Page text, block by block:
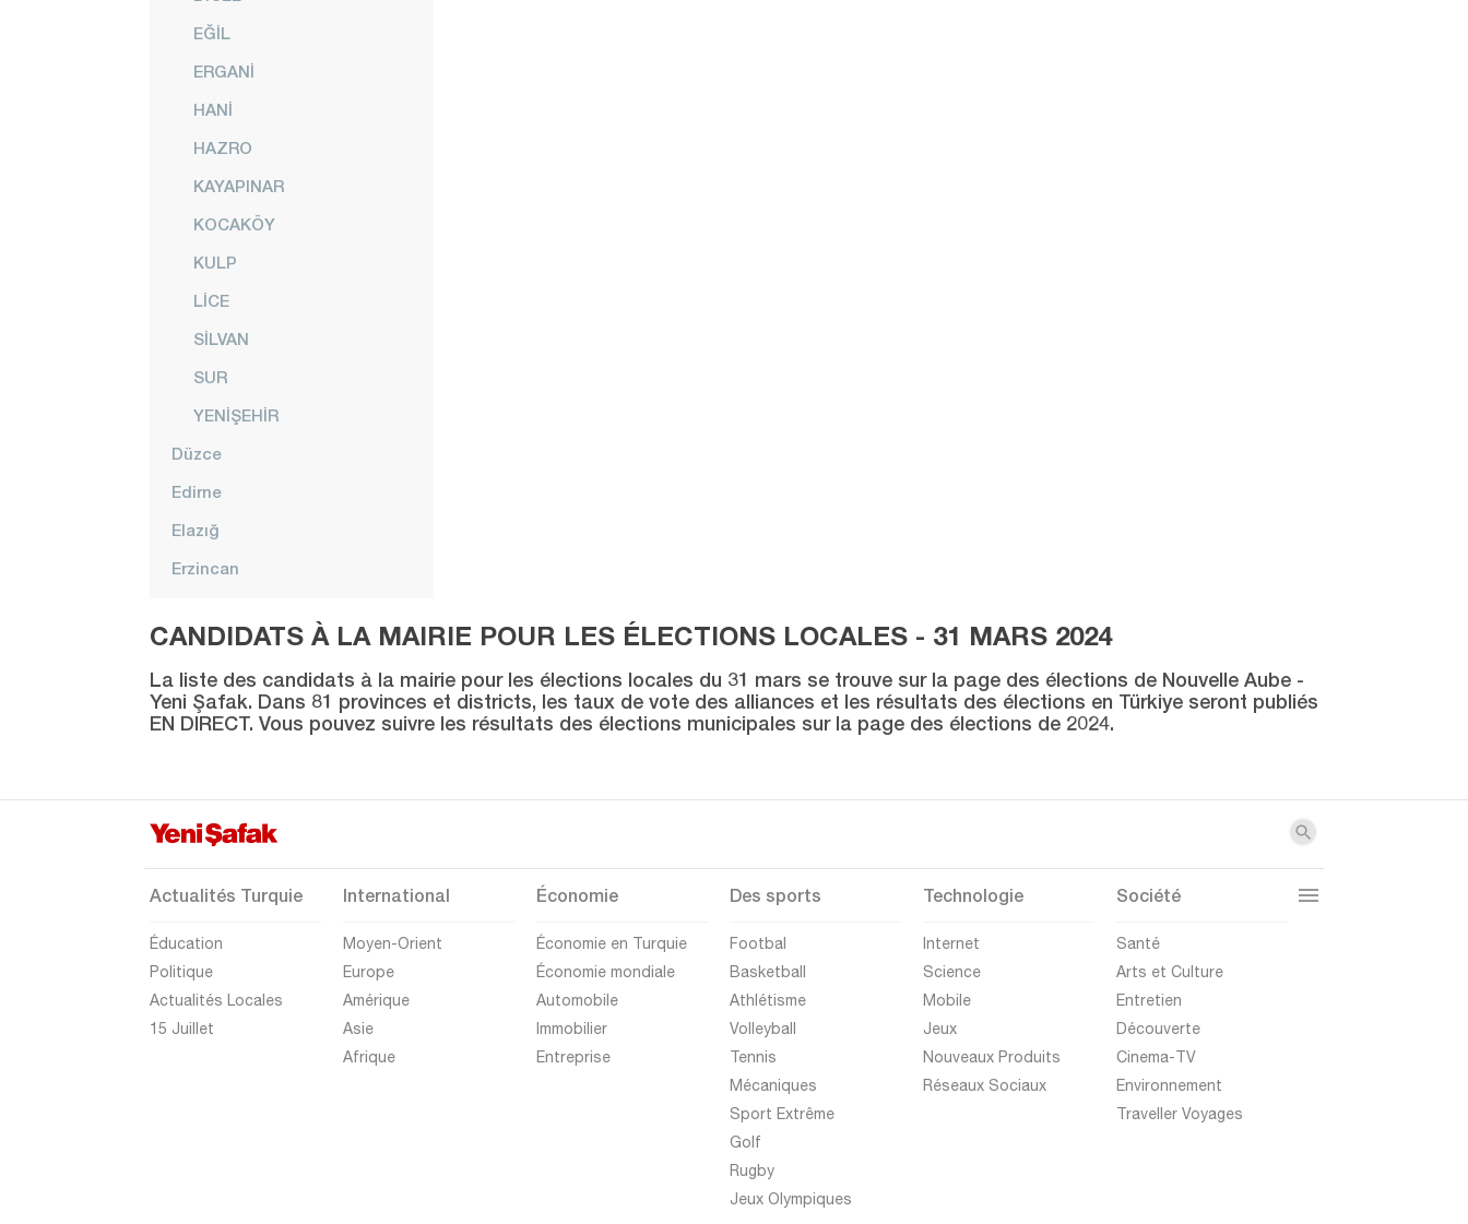
EĞİL
ERGANİ
HANİ
HAZRO
KAYAPINAR
KOCAKÖY
KULP
LİCE
SİLVAN
SUR
YENİŞEHİR
Düzce
Edirne
Elazığ
Erzincan
Eskişehir
Gaziantep
Giresun
Hakkari
Hatay
Iğdır
Kahramanmaraş
Karaman
CANDIDATS À LA MAIRIE POUR LES ÉLECTIONS LOCALES - 31 MARS 2024
La liste des candidats à la mairie pour les élections locales du 31 mars se trouve sur la page des élections de Nouvelle Aube -
Yeni Şafak. Dans 81 provinces et districts, les taux de vote des alliances et les résultats des élections en Türkiye seront publiés
EN DIRECT. Vous pouvez suivre les résultats des élections municipales sur la page des élections de 2024.
Actualités Turquie
Éducation
Politique
Actualités Locales
15 Juillet
International
Moyen-Orient
Europe
Amérique
Asie
Afrique
Économie
Économie en Turquie
Économie mondiale
Automobile
Immobilier
Entreprise
Des sports
Footbal
Basketball
Athlétisme
Volleyball
Tennis
Mécaniques
Sport Extrême
Golf
Rugby
Jeux Olympiques
Technologie
Internet
Science
Mobile
Jeux
Nouveaux Produits
Réseaux Sociaux
Société
Santé
Arts et Culture
Entretien
Découverte
Cinema-TV
Environnement
Traveller Voyages